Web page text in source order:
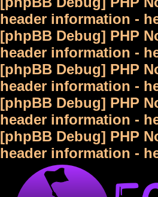
header information -
[phpBB Debug] PHP
header information -
[phpBB Debug] PHP
header information -
[phpBB Debug] PHP
header information -
[phpBB Debug] PHP
header information -